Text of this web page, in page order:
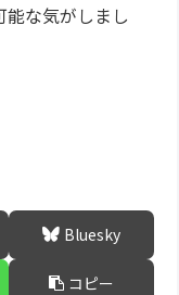
な気がしまし
Bluesky
コピー